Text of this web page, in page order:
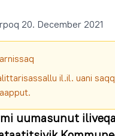
20. December 2021
il.il. uani
uumasunut